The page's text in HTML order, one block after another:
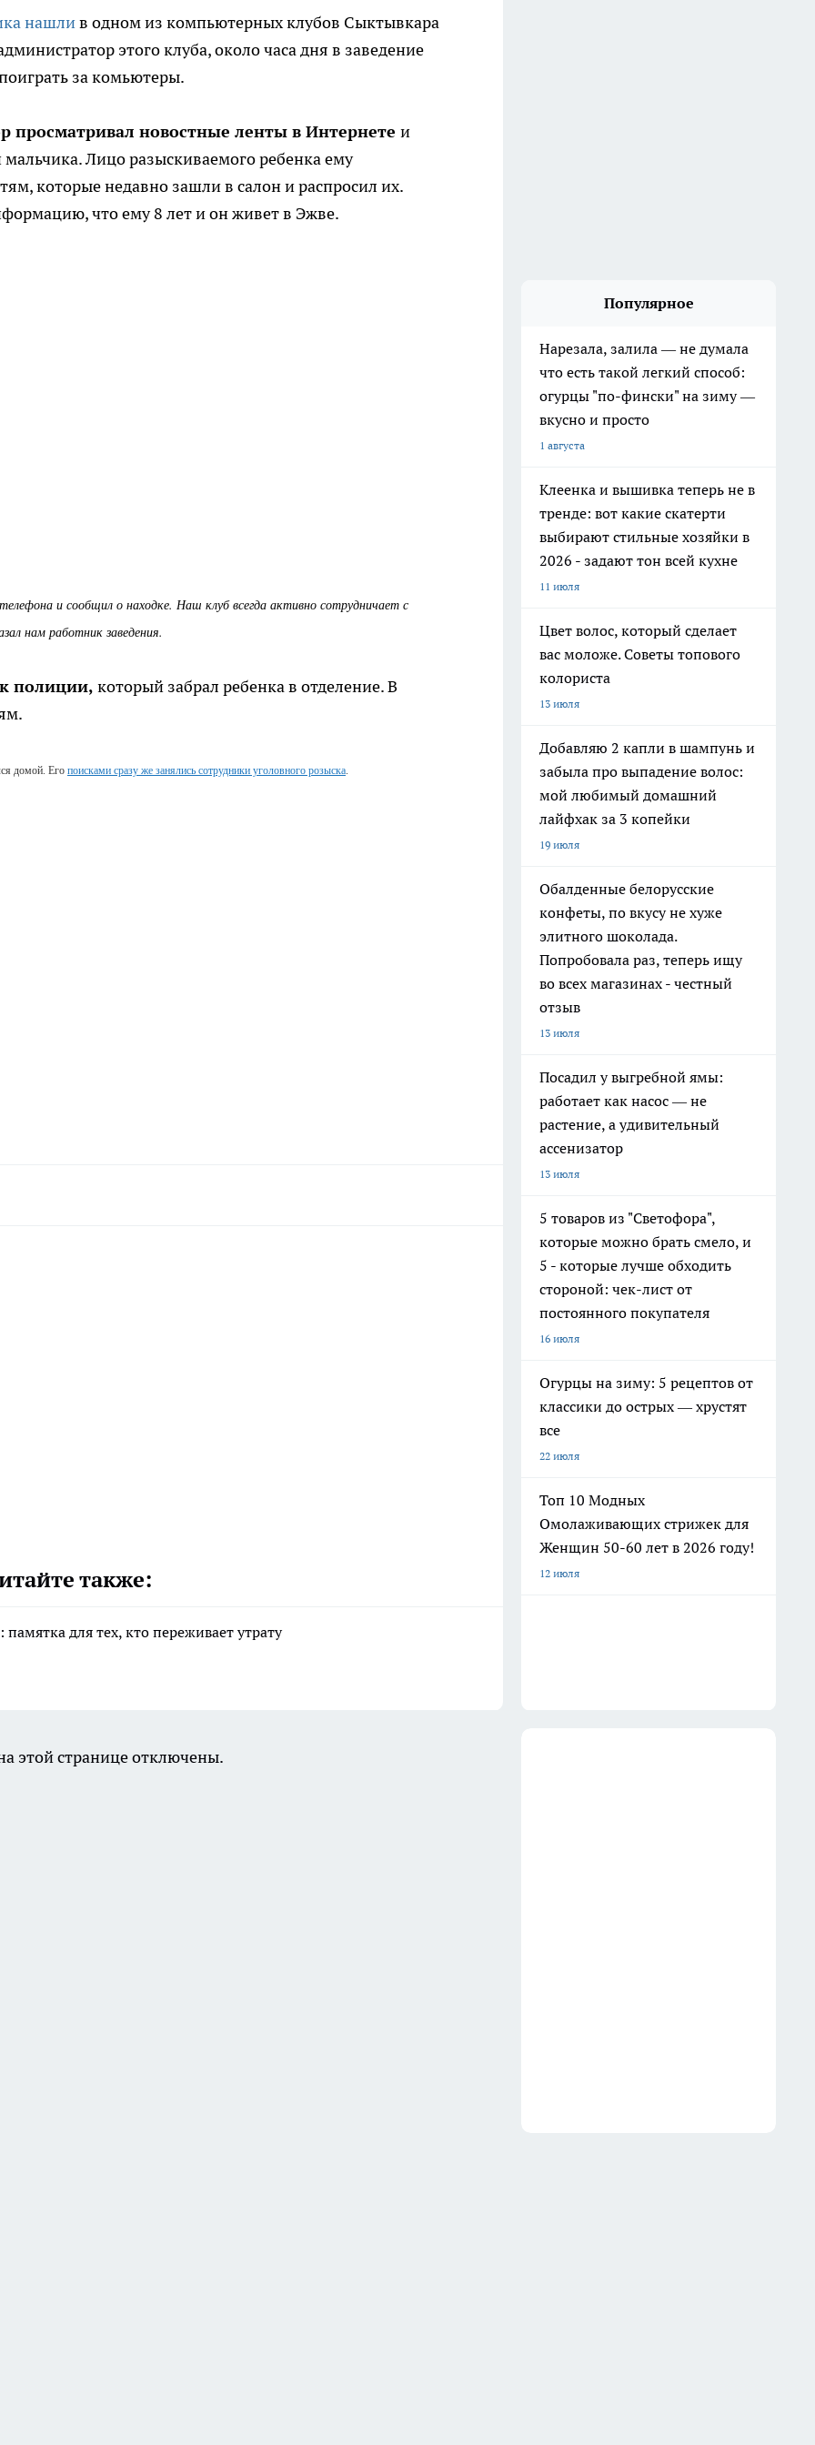
нашлив одном из компьютерных клубов Сыктывкара
этого клуба, около часа дня в заведение
за комьютеры.
просматривал новостные ленты в Интернете и
Лицо разыскиваемого ребенка ему
которые недавно зашли в салон и распросил их.
что ему 8 лет и он живет в Эжве.
и сообщил о находке. Наш клуб всегда активно сотрудничает с
нам работник заведения.
полиции, который забрал ребенка в отделение. В
домой. Его поисками сразу же занялись сотрудники уголовного розыска.
также:
для тех, кто переживает утрату
Популярное
Нарезала, залила — не думала
что есть такой легкий способ:
огурцы "по-фински" на зиму —
вкусно и просто
1 августа
Клеенка и вышивка теперь не в
тренде: вот какие скатерти
выбирают стильные хозяйки в
2026 - задают тон всей кухне
11 июля
Цвет волос, который сделает
вас моложе. Советы топового
колориста
13 июля
Добавляю 2 капли в шампунь и
забыла про выпадение волос:
мой любимый домашний
лайфхак за 3 копейки
19 июля
Обалденные белорусские
конфеты, по вкусу не хуже
элитного шоколада.
Попробовала раз, теперь ищу
во всех магазинах - честный
отзыв
13 июля
Посадил у выгребной ямы:
работает как насос — не
растение, а удивительный
ассенизатор
13 июля
5 товаров из "Светофора",
которые можно брать смело, и
5 - которые лучше обходить
стороной: чек-лист от
постоянного покупателя
16 июля
Огурцы на зиму: 5 рецептов от
классики до острых — хрустят
все
22 июля
Топ 10 Модных
Омолаживающих стрижек для
Женщин 50-60 лет в 2026 году!
12 июля
этой странице отключены.